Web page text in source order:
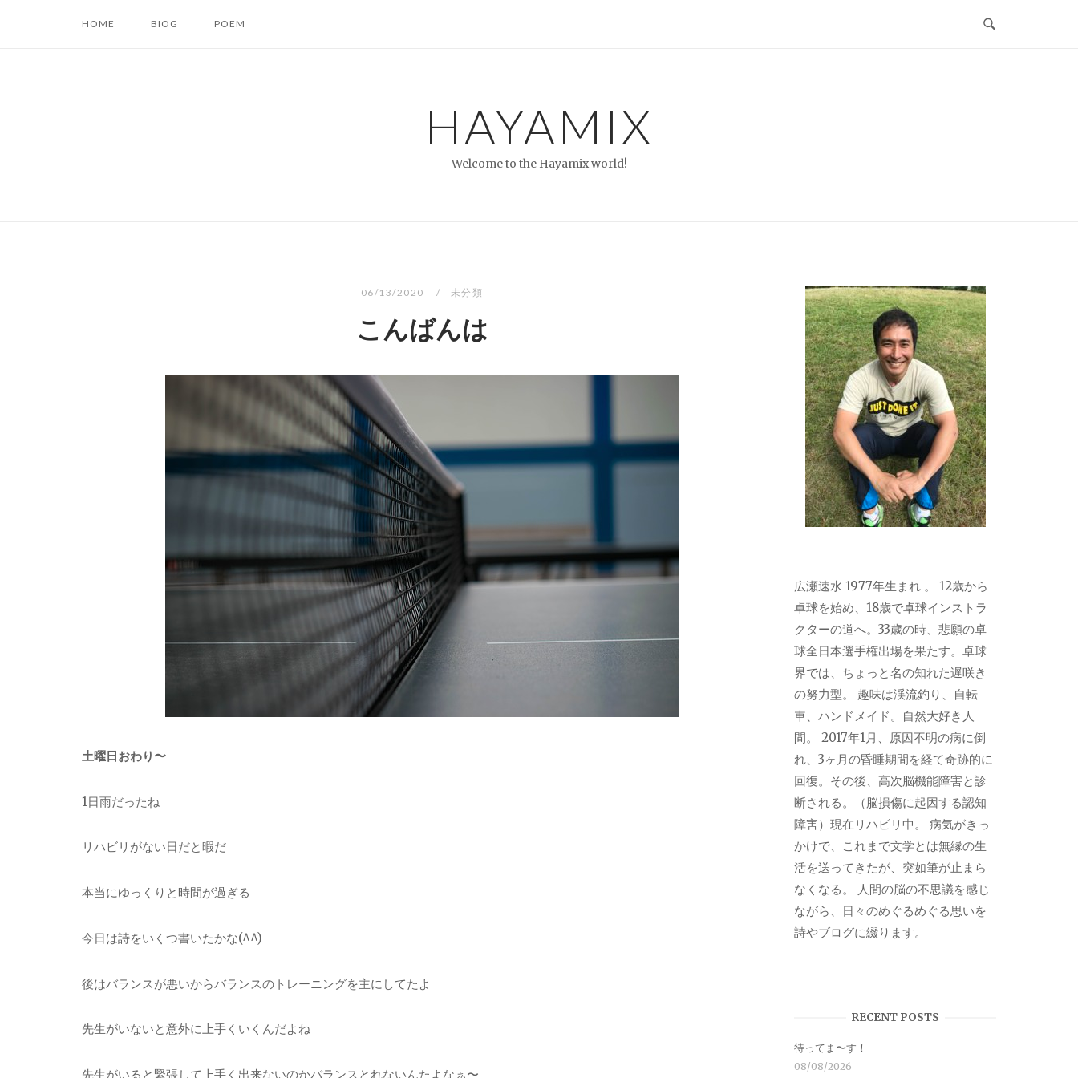
HOME BIOG POEM
HAYAMIX
Welcome to the Hayamix world!
06/13/2020 未分類
こんばんは
土曜日おわり〜
1日雨だったね
リハビリがない日だと暇だ
本当にゆっくりと時間が過ぎる
今日は詩をいくつ書いたかな(^^)
後はバランスが悪いからバランスのトレーニングを主にしてたよ
先生がいないと意外に上手くいくんだよね
先生がいると緊張して上手く出来ないのかバランスとれないんたよなぁ〜
広瀬速水 1977年生まれ 。 12歳から
卓球を始め、18歳で卓球インストラ
クターの道へ。33歳の時、悲願の卓
球全日本選手権出場を果たす。卓球
界では、ちょっと名の知れた遅咲き
の努力型。 趣味は渓流釣り、自転
車、ハンドメイド。自然大好き人
間。 2017年1月、原因不明の病に倒
れ、3ヶ月の昏睡期間を経て奇跡的に
回復。その後、高次脳機能障害と診
断される。（脳損傷に起因する認知
障害）現在リハビリ中。 病気がきっ
かけで、これまで文学とは無縁の生
活を送ってきたが、突如筆が止まら
なくなる。 人間の脳の不思議を感じ
ながら、日々のめぐるめぐる思いを
詩やブログに綴ります。
RECENT POSTS
待ってま〜す！
08/08/2026